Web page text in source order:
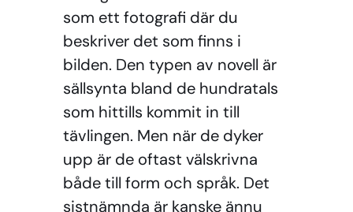
som ett fotografi där du
beskriver det som finns i
bilden. Den typen av novell är
sällsynta bland de hundratals
som hittills kommit in till
tävlingen. Men när de dyker
upp är de oftast välskrivna
både till form och språk. Det
sistnämnda är kanske ännu